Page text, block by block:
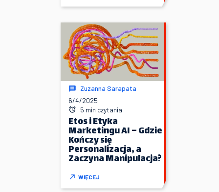
Zuzanna Sarapata
6/4/2025
5 min czytania
Etos i Etyka
Marketingu AI – Gdzie
Kończy się
Personalizacja, a
Zaczyna Manipulacja?
WIĘCEJ